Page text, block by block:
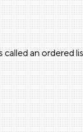
an ordered